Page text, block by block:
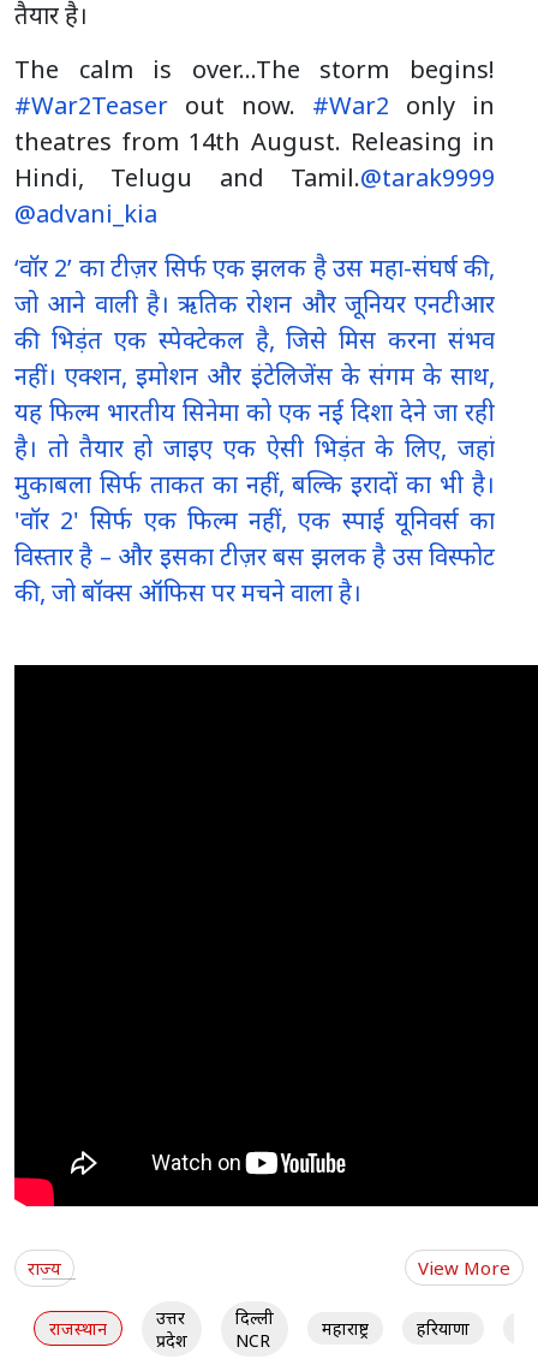
तैयार है।
The calm is over...The storm begins!
#War2Teaser out now. #War2 only in
theatres from 14th August. Releasing in
Hindi, Telugu and Tamil.@tarak9999
@advani_kia
‘वॉर 2’ का टीज़र सिर्फ एक झलक है उस महा-संघर्ष की,
जो आने वाली है। ऋतिक रोशन और जूनियर एनटीआर
की भिड़ंत एक स्पेक्टेकल है, जिसे मिस करना संभव
नहीं। एक्शन, इमोशन और इंटेलिजेंस के संगम के साथ,
यह फिल्म भारतीय सिनेमा को एक नई दिशा देने जा रही
है। तो तैयार हो जाइए एक ऐसी भिड़ंत के लिए, जहां
मुकाबला सिर्फ ताकत का नहीं, बल्कि इरादों का भी है।
'वॉर 2' सिर्फ एक फिल्म नहीं, एक स्पाई यूनिवर्स का
विस्तार है – और इसका टीज़र बस झलक है उस विस्फोट
की, जो बॉक्स ऑफिस पर मचने वाला है।
राज्य View More
राजस्थान
उत्तर
प्रदेश
दिल्ली
NCR
महाराष्ट्र हरियाणा